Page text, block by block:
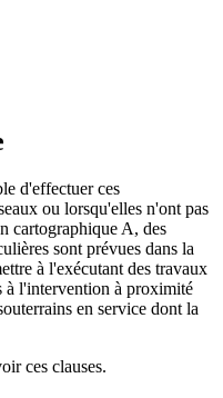
d'effectuer ces
ou lorsqu'elles n'ont pas
cartographique A, des
sont prévues dans la
à l'exécutant des travaux
à l'intervention à proximité
en service dont la
ces clauses.